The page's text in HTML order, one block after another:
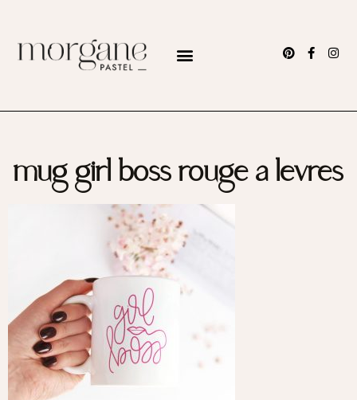
mug girl boss rouge a levres